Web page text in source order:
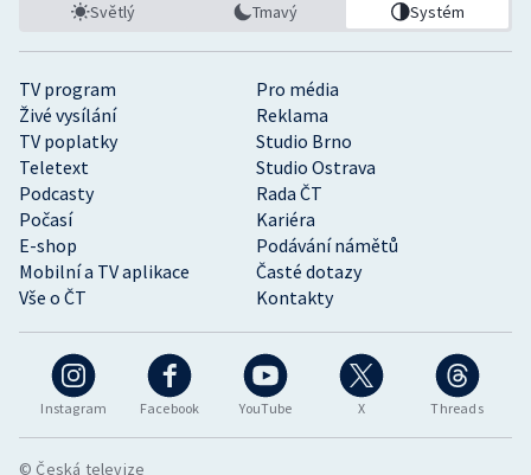
Instagram Facebook YouTube X Threads
TV program
Pro média
Živé vysílání
Reklama
TV poplatky
Studio Brno
Teletext
Studio Ostrava
Podcasty
Rada ČT
Počasí
Kariéra
E-shop
Podávání námětů
Mobilní a TV aplikace
Časté dotazy
Vše o ČT
Kontakty
Světlý Tmavý Systém
© Česká televize